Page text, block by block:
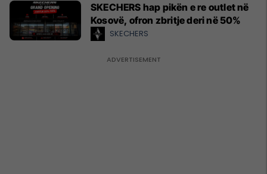
SKECHERS hap pikën e re outlet në
Kosovë, ofron zbritje deri në 50%
SKECHERS